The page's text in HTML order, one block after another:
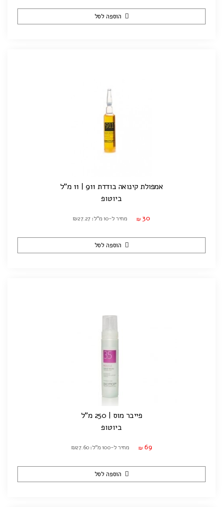
הוספה לסל
אמפולת קינואה בודדת 911 | 11 מ"ל
ביוטופ
₪ 30 מחיר ל-10 מ"ל: ₪27.27
הוספה לסל
פייבר מוס | 250 מ"ל
ביוטופ
₪ 69 מחיר ל-100 מ"ל: ₪27.60
הוספה לסל